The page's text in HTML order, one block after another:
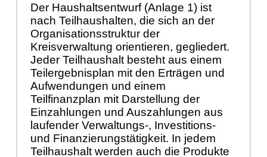
Der Haushaltsentwurf (Anlage 1) ist
nach Teilhaushalten, die sich an der
Organisationsstruktur der
Kreisverwaltung orientieren, gegliedert.
Jeder Teilhaushalt besteht aus einem
Teilergebnisplan mit den Erträgen und
Aufwendungen und einem
Teilfinanzplan mit Darstellung der
Einzahlungen und Auszahlungen aus
laufender Verwaltungs-, Investitions-
und Finanzierungstätigkeit. In jedem
Teilhaushalt werden auch die Produkte